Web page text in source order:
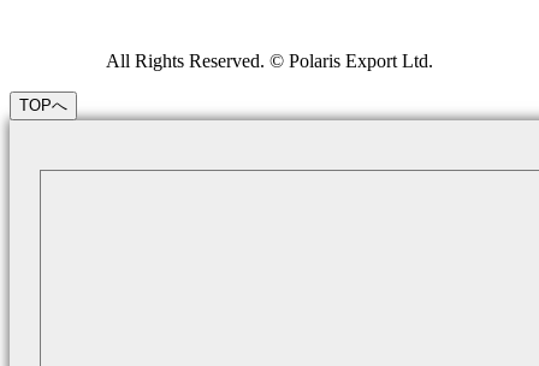
All Rights Reserved. © Polaris Export Ltd.
TOPへ